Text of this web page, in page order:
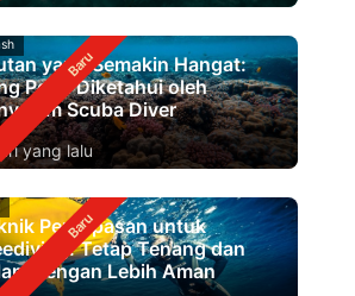
yang Semakin Hangat:
Perlu Diketahui oleh
Scuba Diver
yang lalu
Pernapasan untuk
Tetap Tenang dan
dengan Lebih Aman